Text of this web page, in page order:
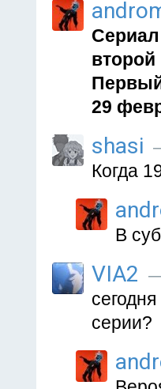
29
shasi
Когда
В
VIA2
серии?